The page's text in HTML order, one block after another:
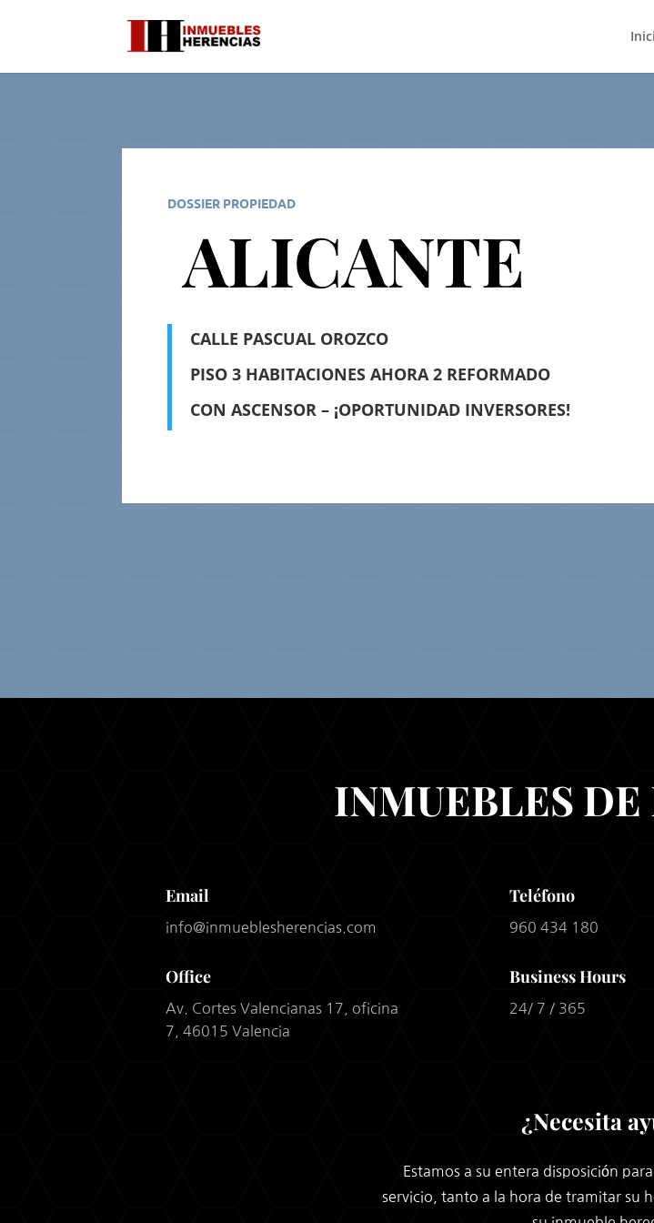
DOSSIER PROPIEDAD
ALICANTE
CALLE PASCUAL OROZCO
PISO 3 HABITACIONES AHORA 2 REFORMADO
CON ASCENSOR – ¡OPORTUNIDAD INVERSORES!
INMUEBLES
Email
info@inmueblesherencias.com
Office
Av. Cortes Valencianas 17, oficina
7, 46015 Valencia
Teléfono
960 434 180
Business Hours
24/ 7 / 365
¿Necesita
Estamos a su entera disposición
servicio, tanto a la hora de tramitar su